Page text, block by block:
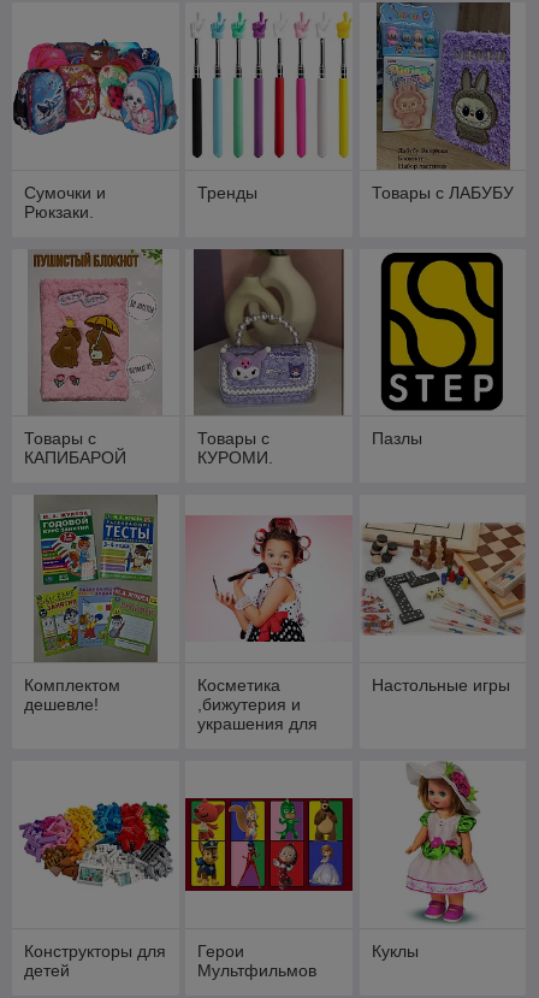
Сумочки и
Рюкзаки.
Тренды Товары с ЛАБУБУ
Товары с
КАПИБАРОЙ
Товары с
КУРОМИ.
Пазлы
Комплектом
дешевле!
Косметика
,бижутерия и
украшения для
Настольные игры
Конструкторы для
детей
Герои
Мультфильмов
Куклы